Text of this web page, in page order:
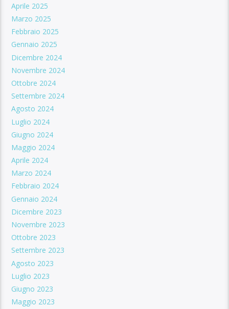
Aprile 2025
Marzo 2025
Febbraio 2025
Gennaio 2025
Dicembre 2024
Novembre 2024
Ottobre 2024
Settembre 2024
Agosto 2024
Luglio 2024
Giugno 2024
Maggio 2024
Aprile 2024
Marzo 2024
Febbraio 2024
Gennaio 2024
Dicembre 2023
Novembre 2023
Ottobre 2023
Settembre 2023
Agosto 2023
Luglio 2023
Giugno 2023
Maggio 2023